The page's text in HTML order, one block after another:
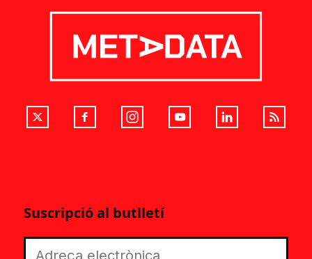
Suscripció al butlletí